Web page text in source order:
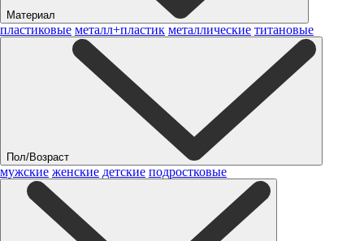
Материал
пластиковые металл+пластик металлические титановые
Пол/Возраст
мужские женские детские подростковые